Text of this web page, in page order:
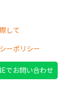
して
ーポリシー
でお問い合わせ